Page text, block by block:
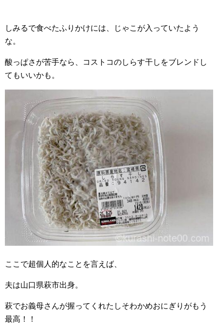
しみるで食べたふりかけには、じゃこが入っていたよう
な。
酸っぱさが苦手なら、コストコのしらす干しをブレンドし
てもいいかも。
ここで超個人的なことを言えば、
夫は山口県萩市出身。
萩でお義母さんが握ってくれたしそわかめおにぎりがもう
最高！！